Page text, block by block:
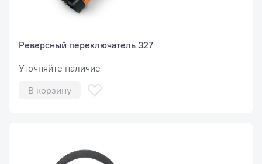
Реверсный переключатель 327
Уточняйте наличие
В корзину